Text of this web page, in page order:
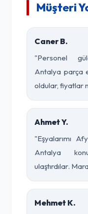
Müşteri
Caner B.
"Personel
Antalya parça
oldular, fiyatlar
Ahmet Y.
"Eşyalarımı
Antalya
ulaştırdılar.
Mehmet K.